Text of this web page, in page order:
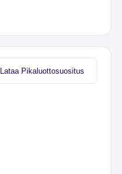
Lataa Pikaluottosuositus